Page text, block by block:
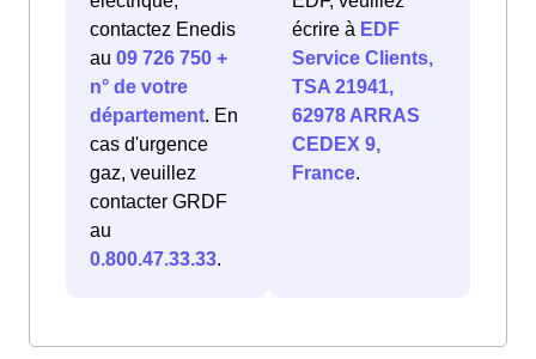
contactez Enedis
au 09 726 750 +
n° de votre
département. En
cas d'urgence
gaz, veuillez
contacter GRDF
au
0.800.47.33.33.
écrire à EDF
Service Clients,
TSA 21941,
62978 ARRAS
CEDEX 9,
France.